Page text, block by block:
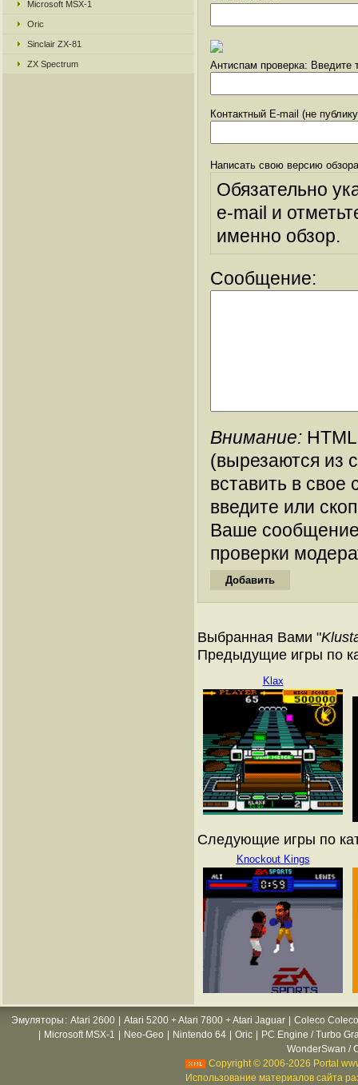
Microsoft MSX-1
Oric
Sinclair ZX-81
ZX Spectrum Антиспам проверка: Введите
Контактный E-mail (не
Написать свою версию
Обязательно
e-mail и
именно обзор.
Сообщение:
Внимание:
(вырезаются из
вставить в
введите или
Ваше
проверки
Выбранная Вами "
Предыдущие игры по
Klax
Следующие игры по
Knockout Kings
Эмуляторы : Atari 2600 Atari 5200 + Atari 7800 + Atari Jaguar
Coleco
Microsoft MSX-1 Neo-Geo Nintendo 64 Oric
PC Engine / Turbo
WonderSwan /
Copyright © 2006-2026 Portal
Использование материалов сайта